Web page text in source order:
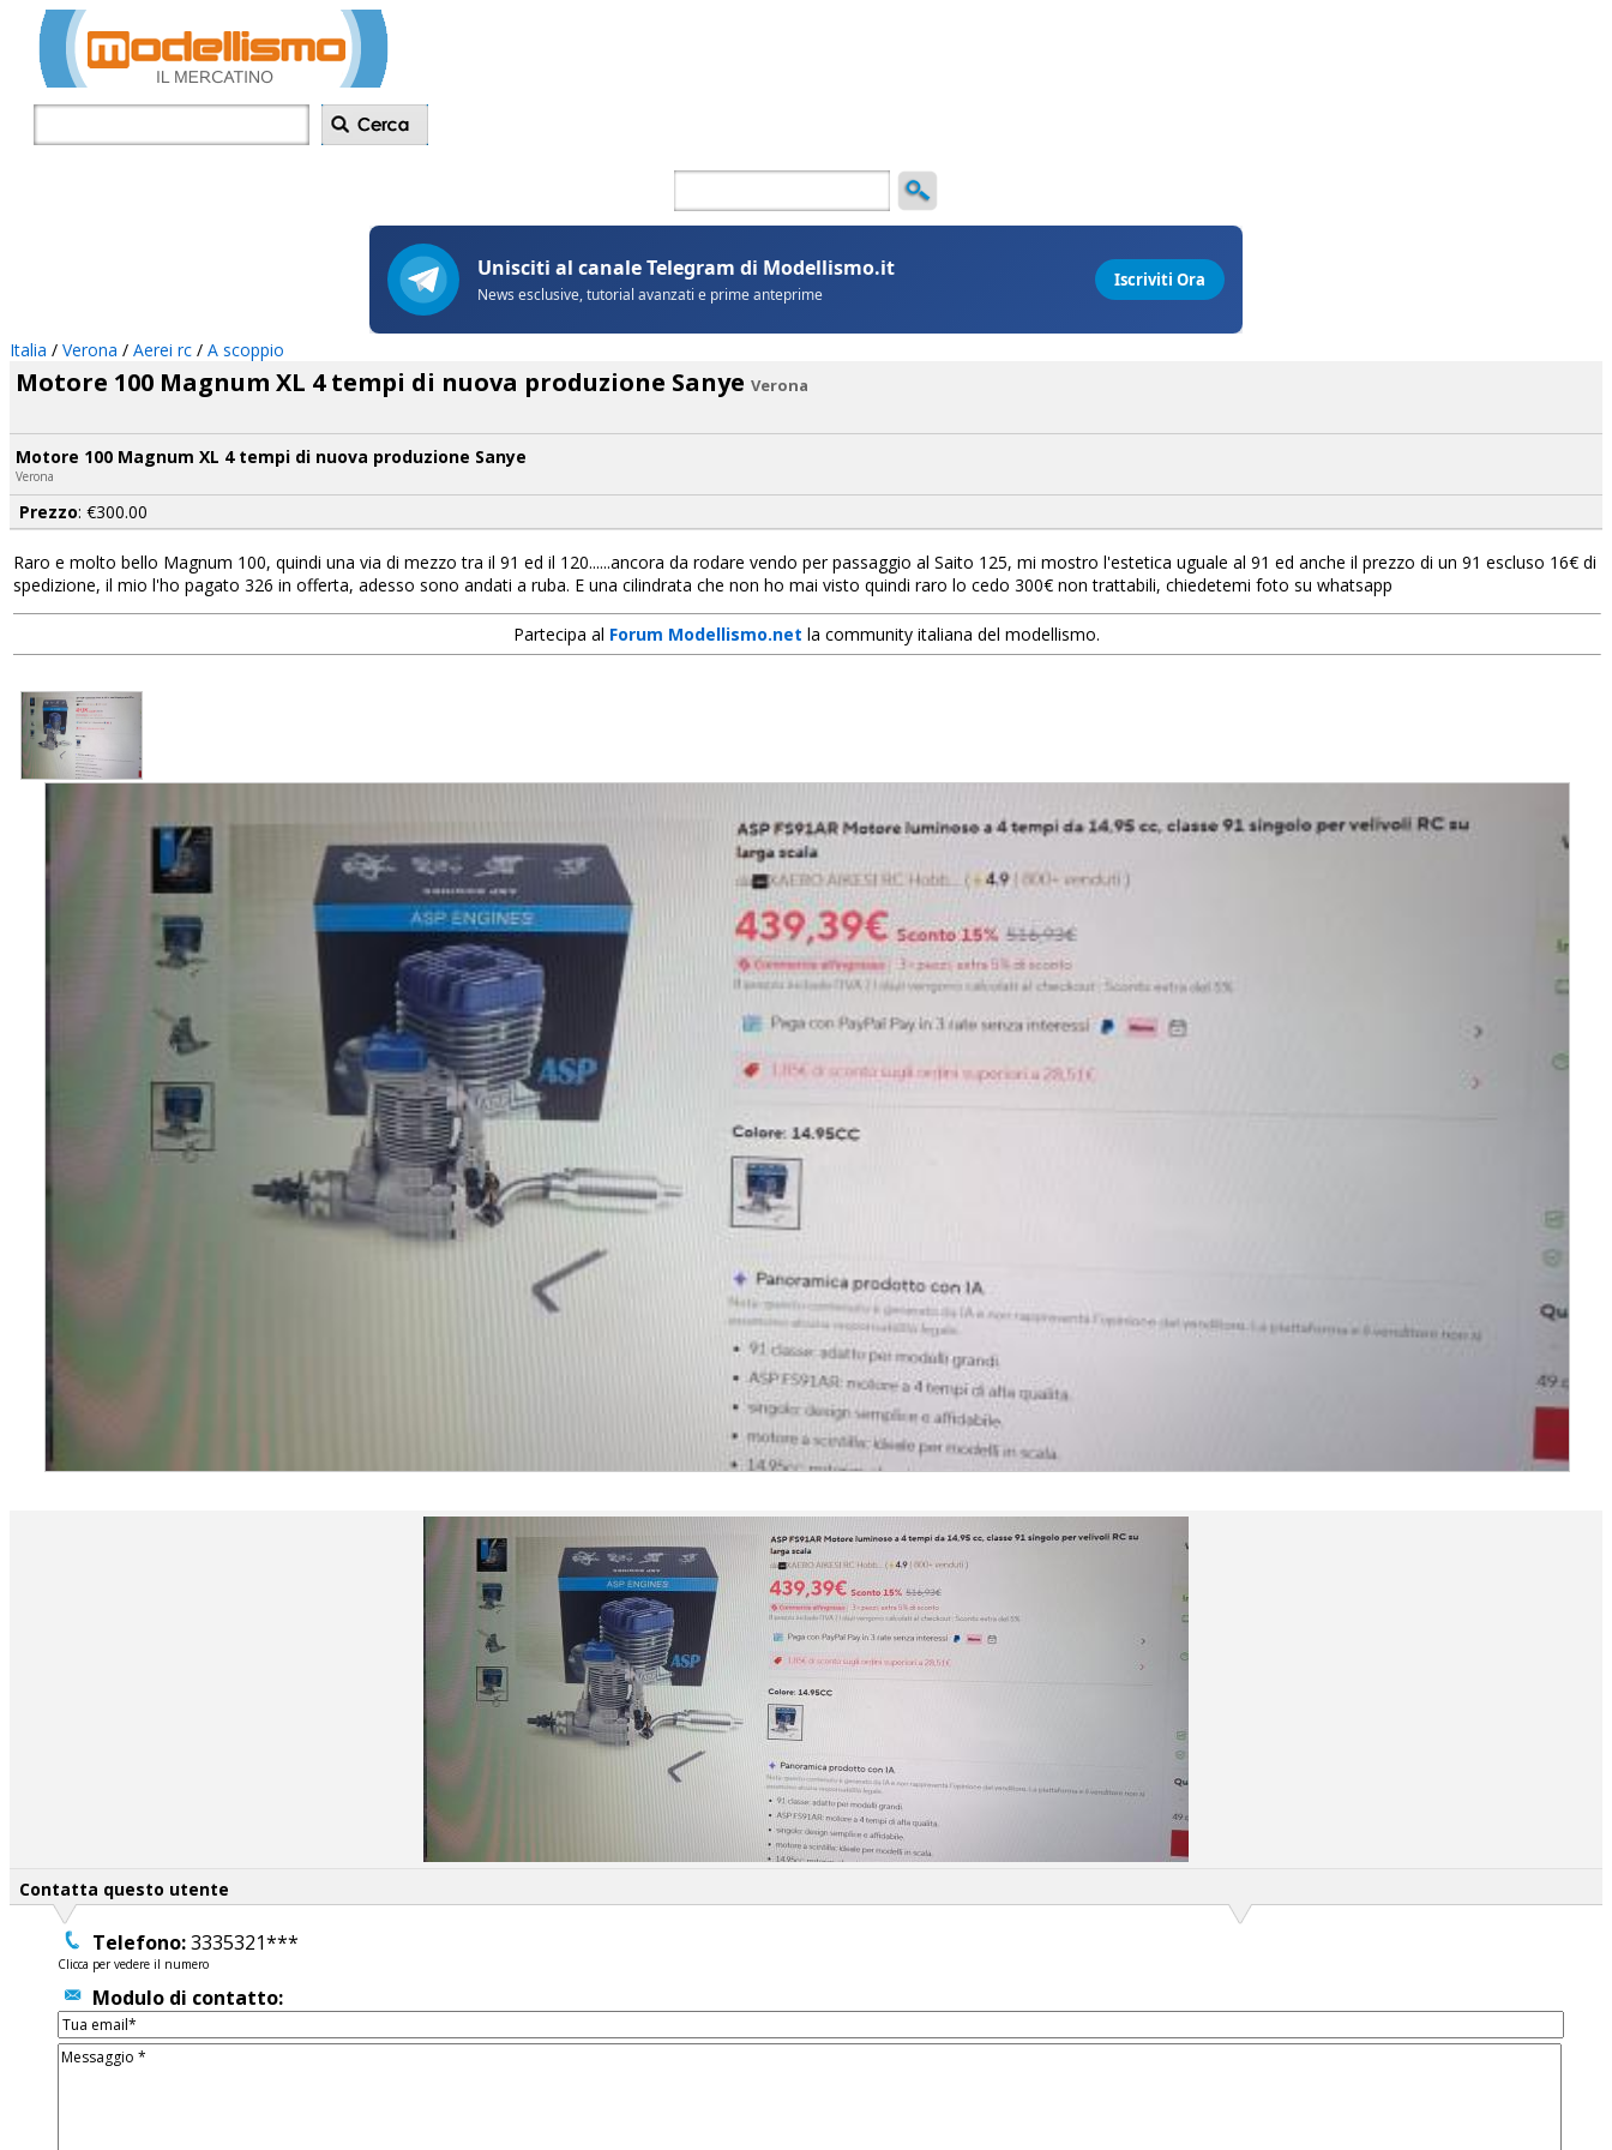
Italia / Verona / Aerei rc / A scoppio
Motore 100 Magnum XL 4 tempi di nuova produzione Sanye Verona
Motore 100 Magnum XL 4 tempi di nuova produzione Sanye
Verona
Prezzo: €300.00
Raro e molto bello Magnum 100, quindi una via di mezzo tra il 91 ed il 120......ancora da rodare vendo per passaggio al Saito 125, mi mostro l'estetica uguale al 91 ed anche il prezzo di un 91 escluso 16€ di
spedizione, il mio l'ho pagato 326 in offerta, adesso sono andati a ruba. E una cilindrata che non ho mai visto quindi raro lo cedo 300€ non trattabili, chiedetemi foto su whatsapp
Partecipa al Forum Modellismo.net la community italiana del modellismo.
Contatta questo utente
Telefono:3335321***
Clicca per vedere il numero
Modulo di contatto: